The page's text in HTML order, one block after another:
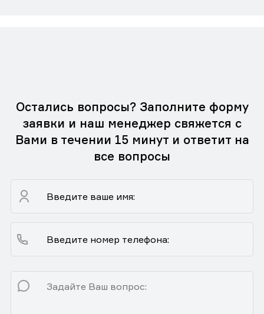
Остались вопросы? Заполните форму
заявки и наш менеджер свяжется с
Вами в течении 15 минут и ответит на
все вопросы